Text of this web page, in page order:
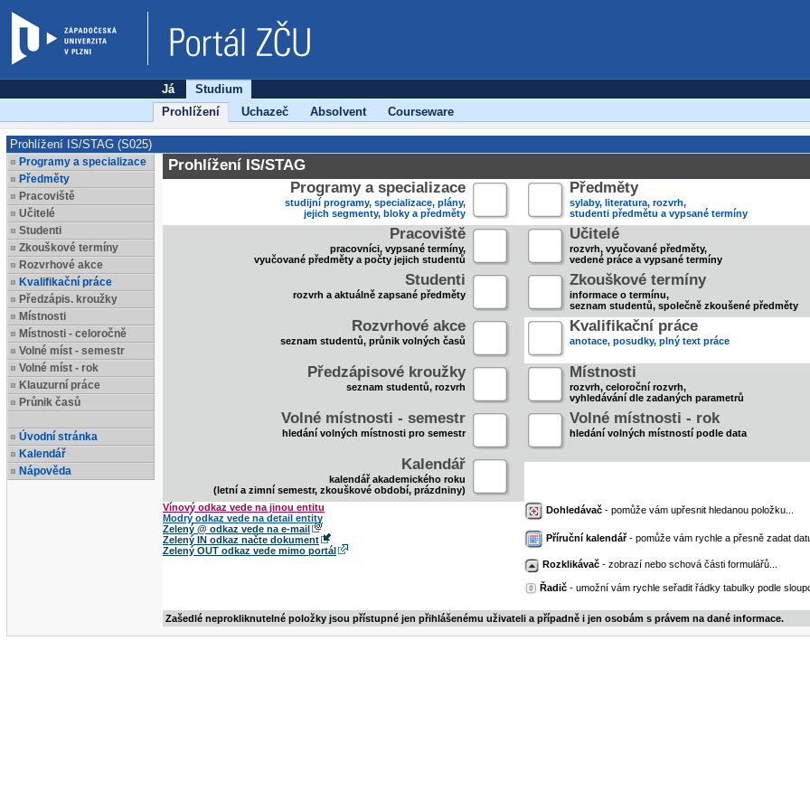
Já
Studium
Prohlížení
Uchazeč Absolvent Courseware
Prohlížení IS/STAG (S025)
Programy a specializace
Předměty
Pracoviště
Učitelé
Studenti
Zkouškové termíny
Rozvrhové akce
Kvalifikační práce
Předzápis. kroužky
Místnosti
Místnosti - celoročně
Volné míst - semestr
Volné míst - rok
Klauzurní práce
Průnik časů
Úvodní stránka
Kalendář
Nápověda
Prohlížení IS/STAG
Programy a specializace
studijní programy, specializace, plány,
jejich segmenty, bloky a předměty
Předměty
sylaby, literatura, rozvrh,
studenti předmětu a vypsané termíny
Pracoviště
pracovníci, vypsané termíny,
vyučované předměty a počty jejich studentů
Učitelé
rozvrh, vyučované předměty,
vedené práce a vypsané termíny
Studenti
rozvrh a aktuálně zapsané předměty
Zkouškové termíny
informace o termínu,
seznam studentů, společně zkoušené předměty
Rozvrhové akce
seznam studentů, průnik volných časů
Kvalifikační práce
anotace, posudky, plný text práce
Předzápisové kroužky
seznam studentů, rozvrh
Místnosti
rozvrh, celoroční rozvrh,
vyhledávání dle zadaných parametrů
Volné místnosti - semestr
hledání volných místnosti pro semestr
Volné místnosti - rok
hledání volných místností podle data
Kalendář
kalendář akademického roku
(letní a zimní semestr, zkouškové období, prázdniny)
Vínový odkaz vede na jinou entitu
Modrý odkaz vede na detail entity
Zelený @ odkaz vede na e-mail
Zelený IN odkaz načte dokument
Zelený OUT odkaz vede mimo portál
Dohledávač - pomůže vám upřesnit hledanou položku...
Příruční kalendář- pomůže vám rychle a přesně zadat
Rozklikávač - zobrazí nebo schová části formulářů...
Řadič - umožní vám rychle seřadit řádky tabulky podle
Zašedlé neprokliknutelné položky jsou přístupné jen přihlášenému uživateli a případně i jen osobám s právem na dané informace.